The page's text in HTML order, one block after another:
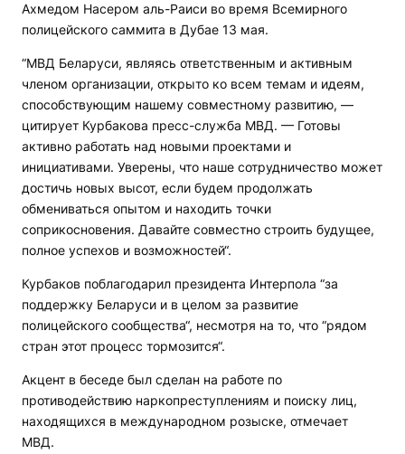
Ахмедом Насером аль-Раиси во время Всемирного
полицейского саммита в Дубае 13 мая.
“МВД Беларуси, являясь ответственным и активным
членом организации, открыто ко всем темам и идеям,
способствующим нашему совместному развитию, —
цитирует Курбакова пресс-служба МВД. — Готовы
активно работать над новыми проектами и
инициативами. Уверены, что наше сотрудничество может
достичь новых высот, если будем продолжать
обмениваться опытом и находить точки
соприкосновения. Давайте совместно строить будущее,
полное успехов и возможностей“.
Курбаков поблагодарил президента Интерпола “за
поддержку Беларуси и в целом за развитие
полицейского сообщества“, несмотря на то, что “рядом
стран этот процесс тормозится“.
Акцент в беседе был сделан на работе по
противодействию наркопреступлениям и поиску лиц,
находящихся в международном розыске, отмечает
МВД.